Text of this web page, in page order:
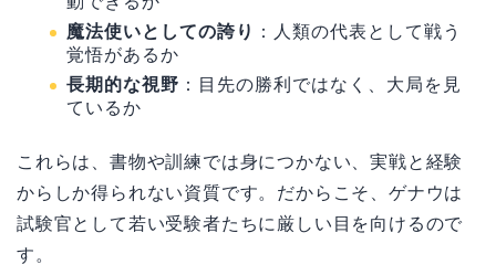
魔法使いとしての誇り
：人類の代表として戦う
覚悟があるか
長期的な視野 ：目先の勝利ではなく、大局を見
ているか
これらは、書物や訓練では身につかない、実戦と経験
からしか得られない資質です。だからこそ、ゲナウは
試験官として若い受験者たちに厳しい目を向けるので
す。